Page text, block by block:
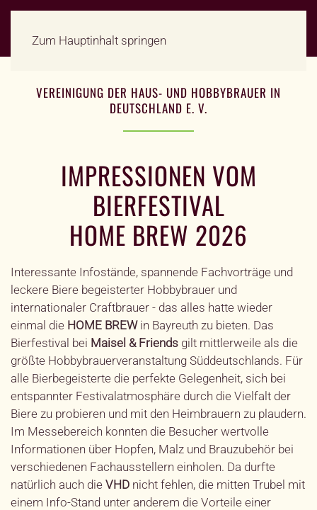
Zum Hauptinhalt springen
VEREINIGUNG DER HAUS- UND HOBBYBRAUER IN
DEUTSCHLAND E. V.
IMPRESSIONEN VOM
BIERFESTIVAL
HOME BREW 2026
Interessante Infostände, spannende Fachvorträge und
leckere Biere begeisterter Hobbybrauer und
internationaler Craftbrauer - das alles hatte wieder
einmal die HOME BREWin Bayreuth zu bieten. Das
Bierfestival bei Maisel & Friends gilt mittlerweile als die
größte Hobbybrauerveranstaltung Süddeutschlands. Für
alle Bierbegeisterte die perfekte Gelegenheit, sich bei
entspannter Festivalatmosphäre durch die Vielfalt der
Biere zu probieren und mit den Heimbrauern zu plaudern.
Im Messebereich konnten die Besucher wertvolle
Informationen über Hopfen, Malz und Brauzubehör bei
verschiedenen Fachausstellern einholen. Da durfte
natürlich auch die VHD nicht fehlen, die mitten Trubel mit
einem Info-Stand unter anderem die Vorteile einer